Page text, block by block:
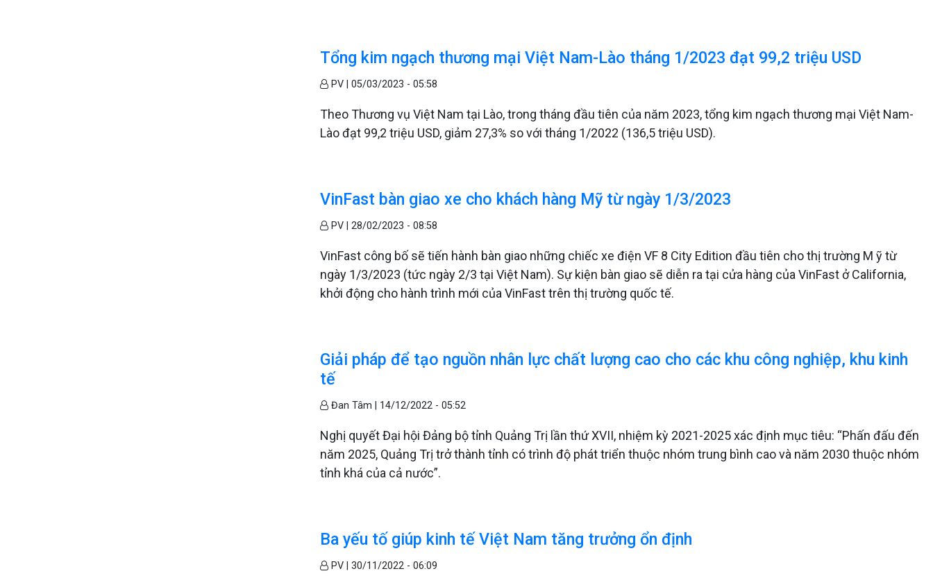
Tổng kim ngạch thương mại Việt Nam-Lào tháng 1/2023 đạt 99,2 triệu USD
PV |05/03/2023 - 05:58
Theo Thương vụ Việt Nam tại Lào, trong tháng đầu tiên của năm 2023, tổng kim ngạch thương mại Việt Nam-
Lào đạt 99,2 triệu USD, giảm 27,3% so với tháng 1/2022 (136,5 triệu USD).
VinFast bàn giao xe cho khách hàng Mỹ từ ngày 1/3/2023
PV |28/02/2023 - 08:58
VinFast công bố sẽ tiến hành bàn giao những chiếc xe điện VF 8 City Edition đầu tiên cho thị trường M ỹ từ
ngày 1/3/2023 (tức ngày 2/3 tại Việt Nam). Sự kiện bàn giao sẽ diễn ra tại cửa hàng của VinFast ở California,
khởi động cho hành trình mới của VinFast trên thị trường quốc tế.
Giải pháp để tạo nguồn nhân lực chất lượng cao cho các khu công nghiệp, khu kinh
tế
Đan Tâm | 14/12/2022 - 05:52
Nghị quyết Đại hội Đảng bộ tỉnh Quảng Trị lần thứ XVII, nhiệm kỳ 2021-2025 xác định mục tiêu: “Phấn đấu đến
năm 2025, Quảng Trị trở thành tỉnh có trình độ phát triển thuộc nhóm trung bình cao và năm 2030 thuộc nhóm
tỉnh khá của cả nước”.
Ba yếu tố giúp kinh tế Việt Nam tăng trưởng ổn định
PV |30/11/2022 - 06:09